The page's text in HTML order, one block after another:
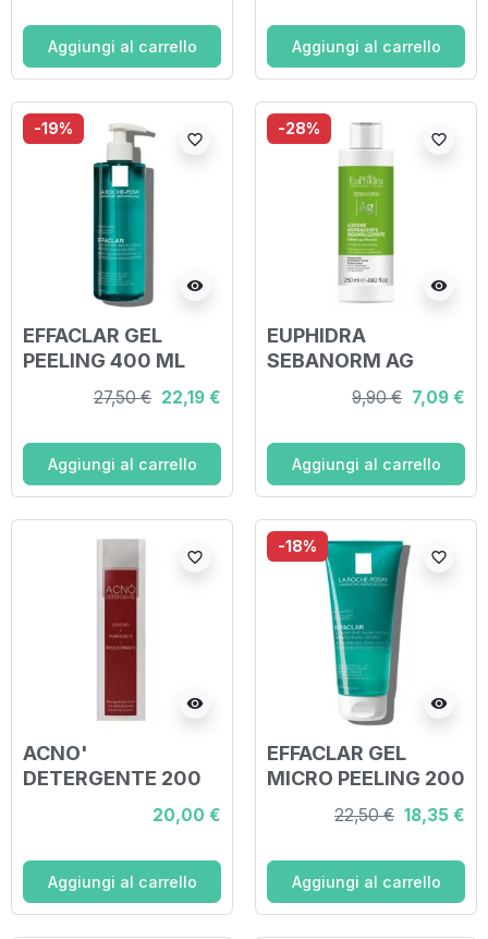
Aggiungi al carrello Aggiungi al carrello
-19%
visibility
favorite_border
EFFACLAR GEL
PEELING 400 ML
27,50 € 22,19 €
Aggiungi al carrello
-28%
visibility
favorite_border
EUPHIDRA
SEBANORM AG
ASTRINGENTE 250
9,90 € 7,09 €
Aggiungi al carrello
visibility
favorite_border
ACNO'
DETERGENTE 200
20,00 €
Aggiungi al carrello
-18%
visibility
favorite_border
EFFACLAR GEL
MICRO PEELING 200
22,50 € 18,35 €
Aggiungi al carrello